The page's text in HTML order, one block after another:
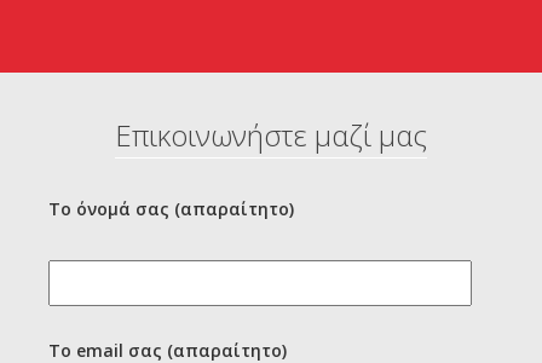
Επικοινωνήστε μαζί μας
Το όνομά σας (απαραίτητο)
Το email σας (απαραίτητο)